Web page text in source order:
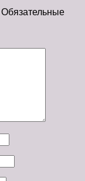
Обязательные